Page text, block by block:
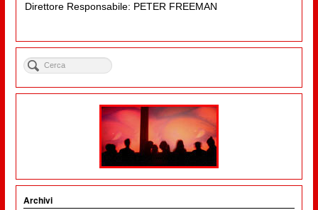
Direttore Responsabile: PETER FREEMAN
Archivi